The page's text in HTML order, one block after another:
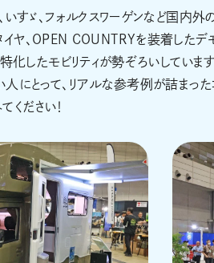
いすゞ、フォルクスワーゲンなど国内外
イヤ、OPEN COUNTRYを装着したデ
化したモビリティが勢ぞろいしています
にとって、リアルな参考例が詰まっ
ください！